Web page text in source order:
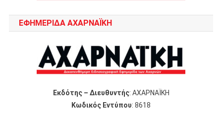
ΕΦΗΜΕΡΙΔΑ ΑΧΑΡΝΑΪΚΗ
Εκδότης – Διευθυντής: ΑΧΑΡΝΑΪΚΗ
Κωδικός Εντύπου: 8618